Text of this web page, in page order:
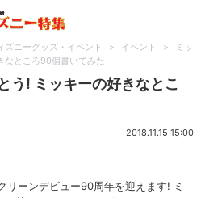
ズニーグッズ・イベント > イベント >
ミッ
なところ90個書いてみた
う! ミッキーの好きなとこ
2018.11.15 15:00
リーンデビュー90周年を迎えます! ミ